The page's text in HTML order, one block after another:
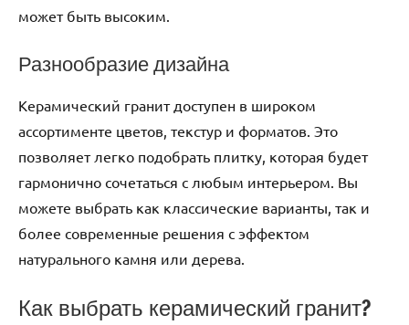
может быть высоким.
Разнообразие дизайна
Керамический гранит доступен в широком
ассортименте цветов, текстур и форматов. Это
позволяет легко подобрать плитку, которая будет
гармонично сочетаться с любым интерьером. Вы
можете выбрать как классические варианты, так и
более современные решения с эффектом
натурального камня или дерева.
Как выбрать керамический гранит?